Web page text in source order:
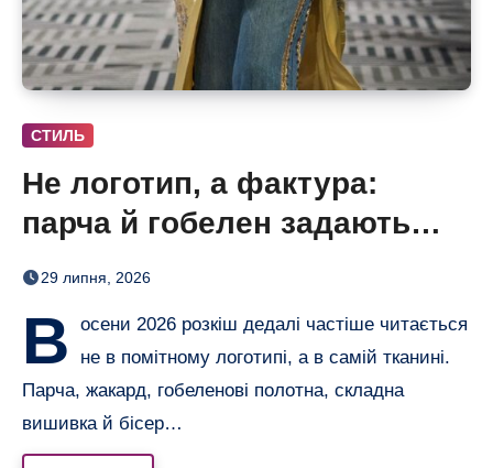
СТИЛЬ
Не логотип, а фактура:
парча й гобелен задають
нову розкіш осені
29 липня, 2026
В
осени 2026 розкіш дедалі частіше читається
не в помітному логотипі, а в самій тканині.
Парча, жакард, гобеленові полотна, складна
вишивка й бісер…